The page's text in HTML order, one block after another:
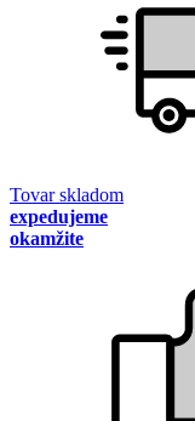
Tovar skladom
expedujeme
okamžite